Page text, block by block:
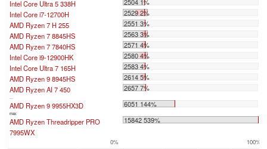
Intel Core Ultra 5 338H
2504 1%
Intel Core i7-12700H
2529 2%
AMD Ryzen 7 H 255
2551 3%
AMD Ryzen 7 8845HS
2563 3%
AMD Ryzen 7 7840HS
2571 4%
Intel Core i9-12900HK
2580 4%
Intel Core Ultra 7 165H
2583 4%
AMD Ryzen 9 8945HS
2614 5%
AMD Ryzen AI 7 450
2657 7%
...
AMD Ryzen 9 9955HX3D 6051 144%
max:
AMD Ryzen Threadripper PRO
7995WX
15842 539%
0% 100%